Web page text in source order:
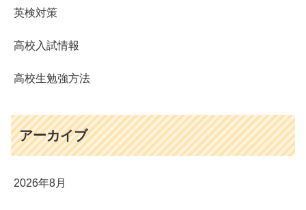
英検対策
高校入試情報
高校生勉強方法
アーカイブ
2026年8月